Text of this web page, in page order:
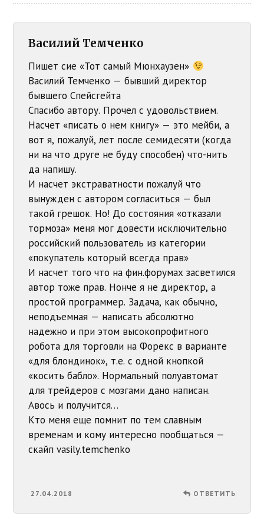
Василий Темченко
Пишет сие «Тот самый Мюнхаузен»
Василий Темченко — бывший директор
бывшего Спейсгейта
Спасибо автору. Прочел с удовольствием.
Насчет «писать о нем книгу» — это мейби, а
вот я, пожалуй, лет после семидесяти (когда
ни на что друге не буду способен) что-нить
да напишу.
И насчет экстраватности пожалуй что
вынужден с автором согласиться — был
такой грешок. Но! До состояния «отказали
тормоза» меня мог довести исключительно
российский пользователь из категории
«покупатель который всегда прав»
И насчет того что на фин.форумах засветился
автор тоже прав. Нонче я не директор, а
простой программер. Задача, как обычно,
неподъемная — написать абсолютно
надежно и при этом высокопрофитного
робота для торговли на Форекс в варианте
«для блондинок», т.е. с одной кнопкой
«косить бабло». Нормальный полуавтомат
для трейдеров с мозгами дано написан.
Авось и получится…
Кто меня еще помнит по тем славным
временам и кому интересно пообщаться —
скайп vasily.temchenko
27.04.2018 ОТВЕТИТЬ